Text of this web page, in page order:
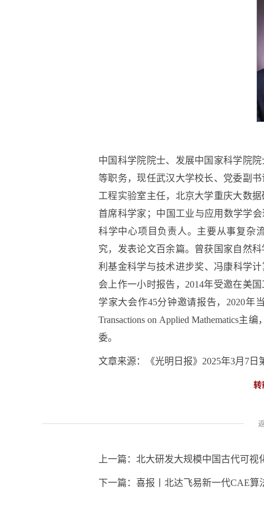
中国科学院院士、发展中国家科学院
等职务，现任武汉大学校长、党委副
工程实验室主任，北京大学重庆大数
首席科学家；中国工业与应用数学学
科学中心项目负责人。主要从事复杂
究，发表论文百余篇。曾获国家自然
利基金科学与技术进步奖、冯康科学
会上作一小时报告，2014年受邀在美
学家大会作45分钟邀请报告，2020年
Transactions on Applied Mathematics主
委。
文章来源：《光明日报》2025年3月7日
转
上一篇： 北大研发大规模中国古代可视
下一篇： 喜报丨北达飞易新一代CAE算